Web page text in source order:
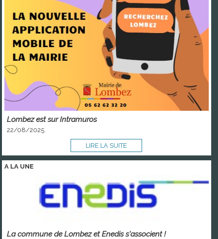
Lombez est sur Intramuros
22/08/2025
LIRE LA SUITE
A LA UNE
La commune de Lombez et Enedis s'associent !